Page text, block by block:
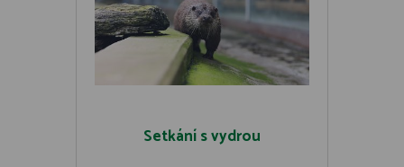
Setkání s vydrou